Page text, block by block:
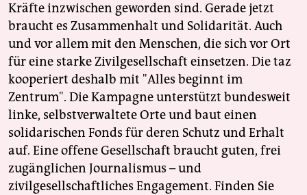
Kräfte inzwischen geworden sind. Gerade jetzt
braucht es Zusammenhalt und Solidarität. Auch
und vor allem mit den Menschen, die sich vor Ort
für eine starke Zivilgesellschaft einsetzen. Die taz
kooperiert deshalb mit "Alles beginnt im
Zentrum". Die Kampagne unterstützt bundesweit
linke, selbstverwaltete Orte und baut einen
solidarischen Fonds für deren Schutz und Erhalt
auf. Eine offene Gesellschaft braucht guten, frei
zugänglichen Journalismus – und
zivilgesellschaftliches Engagement. Finden Sie